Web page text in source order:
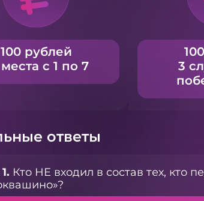
100 рублей
с 1 по 7
3
ответы
Кто НЕ входил в состав тех, кто